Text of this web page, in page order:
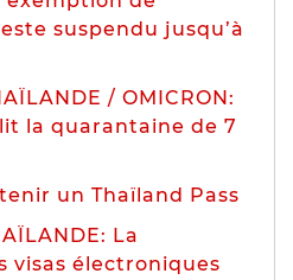
suspendu jusqu’à
/ OMICRON:
la quarantaine de 7
un Thaïland Pass
La
visas électroniques